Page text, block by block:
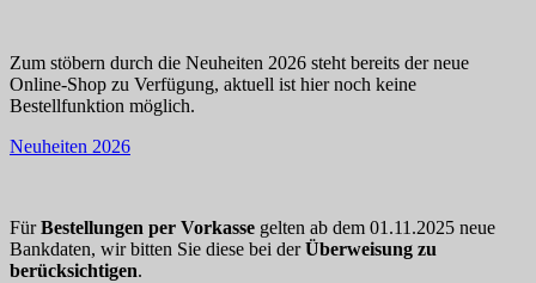
Zum stöbern durch die Neuheiten 2026 steht bereits der neue
Online-Shop zu Verfügung, aktuell ist hier noch keine
Bestellfunktion möglich.
Neuheiten 2026
FürBestellungen per Vorkasse gelten ab dem 01.11.2025 neue
Bankdaten, wir bitten Sie diese bei derÜberweisung zu
berücksichtigen.